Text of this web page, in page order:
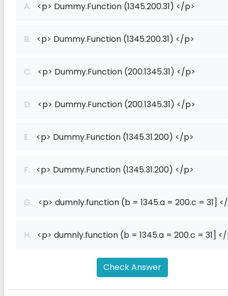
A. <p> Dummy.Function (1345.200.31) </p>
B. <p> Dummy.Function (1345.200.31) </p>
C. <p> Dummy.Function (200.1345.31) </p>
D. <p> Dummy.Function (200.1345.31) </p>
E. <p> Dummy.Function (1345.31.200) </p>
F. <p> Dummy.Function (1345.31.200) </p>
G. <p> dumnly.function (b = 1345.a = 200.c = 31]
H. <p> dumnly.function (b = 1345.a = 200.c = 31]
Check Answer